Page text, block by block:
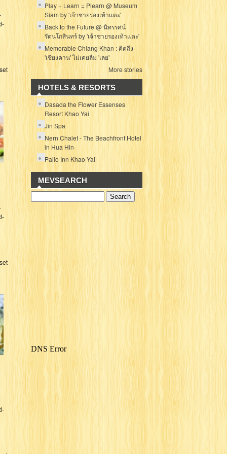
Play + Learn = Plearn @ Museum
Siam by 'เจ้าชายรองเท้าแตะ'
Back to the Future @ นิทรรศน์
รัตนโกสินทร์ by 'เจ้าชายรองเท้าแตะ'
Memorable Chiang Khan : คิดถึง
'เชียงคาน' ไม่เคยลืม 'เลย'
More stories
HOTELS & RESORTS
Dasada the Flower Essenses
Resort Khao Yai
Jin Spa
Nern Chalet - The Beachfront Hotel
in Hua Hin
Palio Inn Khao Yai
MEVSEARCH